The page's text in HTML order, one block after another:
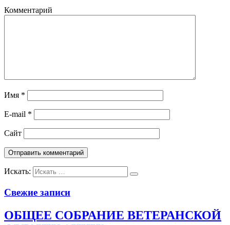
Комментарий
Имя *
E-mail *
Сайт
Искать:
Свежие записи
ОБЩЕЕ СОБРАНИЕ ВЕТЕРАНСКОЙ